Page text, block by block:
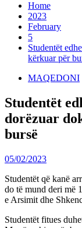
Home
2023
February
5
Studentët
kërkuar për
MAQEDONI
Studentët
dorëzuar
bursë
05/02/2023
Studentët që kanë
do të mund deri më
e Arsimit dhe
Studentët fitues